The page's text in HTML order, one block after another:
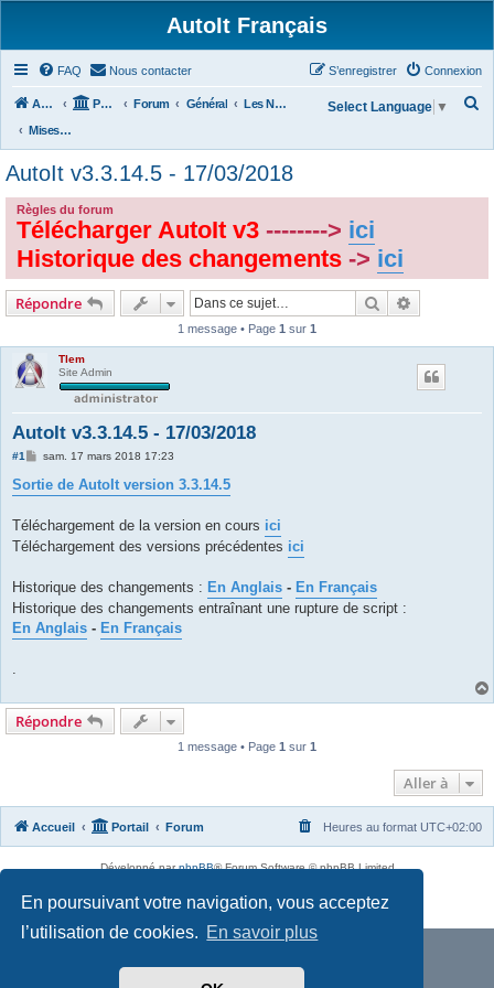
En poursuivant votre navigation, vous acceptez
l’utilisation de cookies. En savoir plus
AutoIt Français
FAQ Nous contacter Connexion
S’enregistrer
Accueil Portail Forum Général
Les Nouvelles d'AutoIt
Mises à Jour AutoIt V3
Select Language ▼
AutoIt v3.3.14.5 - 17/03/2018
Règles du forum
Télécharger AutoIt v3 --------> ici
Historique des changements -> ici
Répondre Rechercher
1 message • Page 1 sur 1
Tlem
Site Admin
AutoIt v3.3.14.5 - 17/03/2018
#1
M
s
s
g
e
sam. 17 mars 2018 17:23
Sortie de AutoIt version 3.3.14.5
Téléchargement de la version en cours ici
Téléchargement des versions précédentes ici
Historique des changements : En Anglais - En Français
Historique des changements entraînant une rupture de script :
En Anglais - En Français
.
Répondre
1 message • Page 1 sur 1
Aller à
Accueil Portail Forum Heures au format UTC+02:00
Développé parphpBB® Forum Software © phpBB Limited
Confidentialité| Conditions